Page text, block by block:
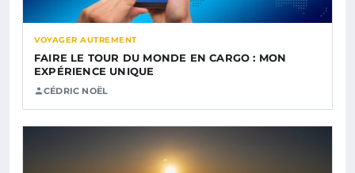
VOYAGER AUTREMENT
FAIRE LE TOUR DU MONDE EN CARGO : MON
EXPÉRIENCE UNIQUE
CÉDRIC NOËL